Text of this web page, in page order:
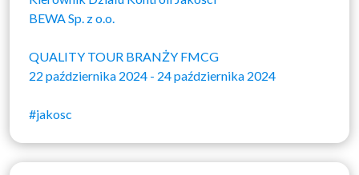
BEWA Sp. z o.o.
QUALITY TOUR BRANŻY FMCG
22 października 2024 - 24 października 2024
#jakosc